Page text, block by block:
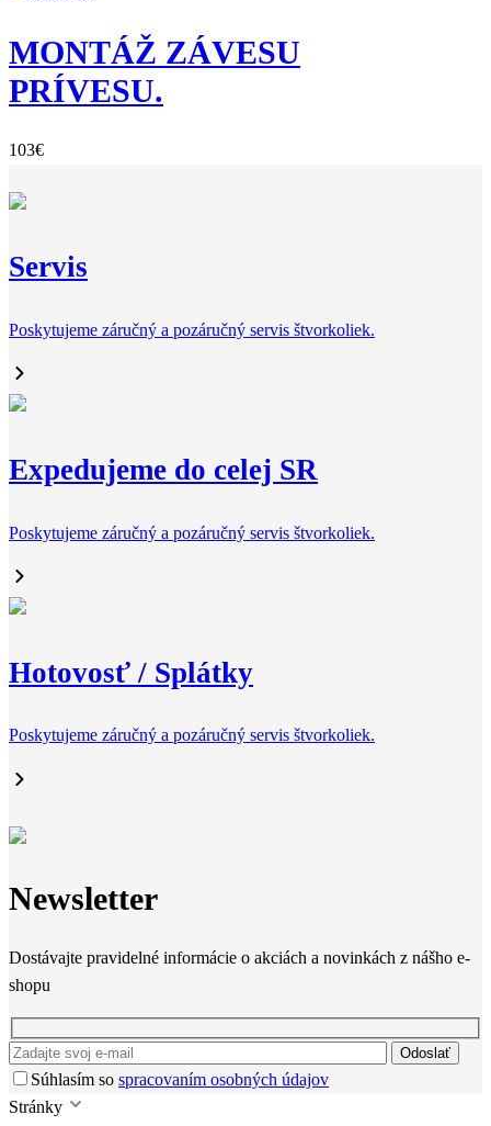
MONTÁŽ ZÁVESU
PRÍVESU.
103€
Servis
Poskytujeme záručný a pozáručný servis štvorkoliek.
Expedujeme do celej SR
Poskytujeme záručný a pozáručný servis štvorkoliek.
Hotovosť / Splátky
Poskytujeme záručný a pozáručný servis štvorkoliek.
Newsletter
Dostávajte pravidelné informácie o akciách a novinkách z nášho e-
shopu
Odoslať
Súhlasím so spracovaním osobných údajov
Stránky